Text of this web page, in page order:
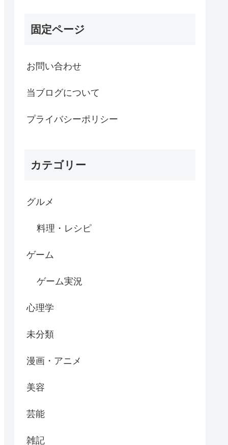
固定ページ
お問い合わせ
当ブログについて
プライバシーポリシー
カテゴリー
グルメ
料理・レシピ
ゲーム
ゲーム実況
心理学
未分類
漫画・アニメ
美容
芸能
雑記